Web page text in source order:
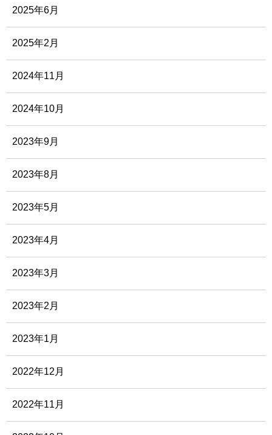
2025年6月
2025年2月
2024年11月
2024年10月
2023年9月
2023年8月
2023年5月
2023年4月
2023年3月
2023年2月
2023年1月
2022年12月
2022年11月